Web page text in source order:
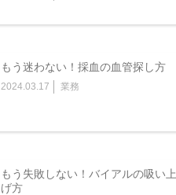
もう迷わない！採血の血管探し方
2024.03.17 業務
もう失敗しない！バイアルの吸い上
げ方